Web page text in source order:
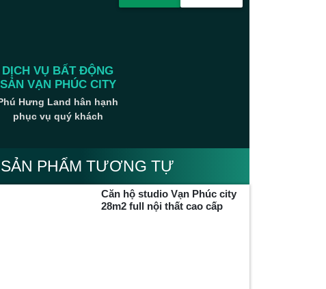
DỊCH VỤ BẤT ĐỘNG
SẢN VẠN PHÚC CITY
Hưng Land hân hạnh
phục vụ quý khách
SẢN PHẨM TƯƠNG TỰ
Căn hộ studio Vạn Phúc city
28m2 full nội thất cao cấp